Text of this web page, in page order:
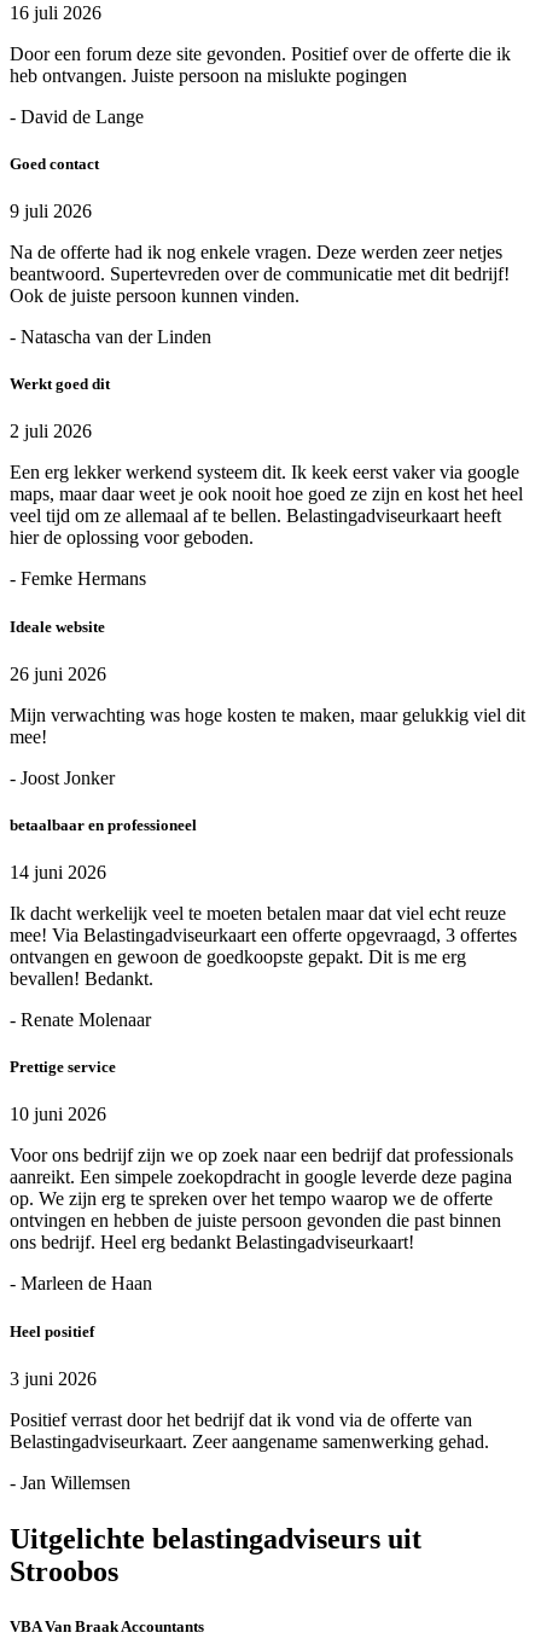
16 juli 2026
Door een forum deze site gevonden. Positief over de offerte die ik
heb ontvangen. Juiste persoon na mislukte pogingen
- David de Lange
Goed contact
9 juli 2026
Na de offerte had ik nog enkele vragen. Deze werden zeer netjes
beantwoord. Supertevreden over de communicatie met dit bedrijf!
Ook de juiste persoon kunnen vinden.
- Natascha van der Linden
Werkt goed dit
2 juli 2026
Een erg lekker werkend systeem dit. Ik keek eerst vaker via google
maps, maar daar weet je ook nooit hoe goed ze zijn en kost het heel
veel tijd om ze allemaal af te bellen. Belastingadviseurkaart heeft
hier de oplossing voor geboden.
- Femke Hermans
Ideale website
26 juni 2026
Mijn verwachting was hoge kosten te maken, maar gelukkig viel dit
mee!
- Joost Jonker
betaalbaar en professioneel
14 juni 2026
Ik dacht werkelijk veel te moeten betalen maar dat viel echt reuze
mee! Via Belastingadviseurkaart een offerte opgevraagd, 3 offertes
ontvangen en gewoon de goedkoopste gepakt. Dit is me erg
bevallen! Bedankt.
- Renate Molenaar
Prettige service
10 juni 2026
Voor ons bedrijf zijn we op zoek naar een bedrijf dat professionals
aanreikt. Een simpele zoekopdracht in google leverde deze pagina
op. We zijn erg te spreken over het tempo waarop we de offerte
ontvingen en hebben de juiste persoon gevonden die past binnen
ons bedrijf. Heel erg bedankt Belastingadviseurkaart!
- Marleen de Haan
Heel positief
3 juni 2026
Positief verrast door het bedrijf dat ik vond via de offerte van
Belastingadviseurkaart. Zeer aangename samenwerking gehad.
- Jan Willemsen
Uitgelichte belastingadviseurs uit
Stroobos
VBA Van Braak Accountants